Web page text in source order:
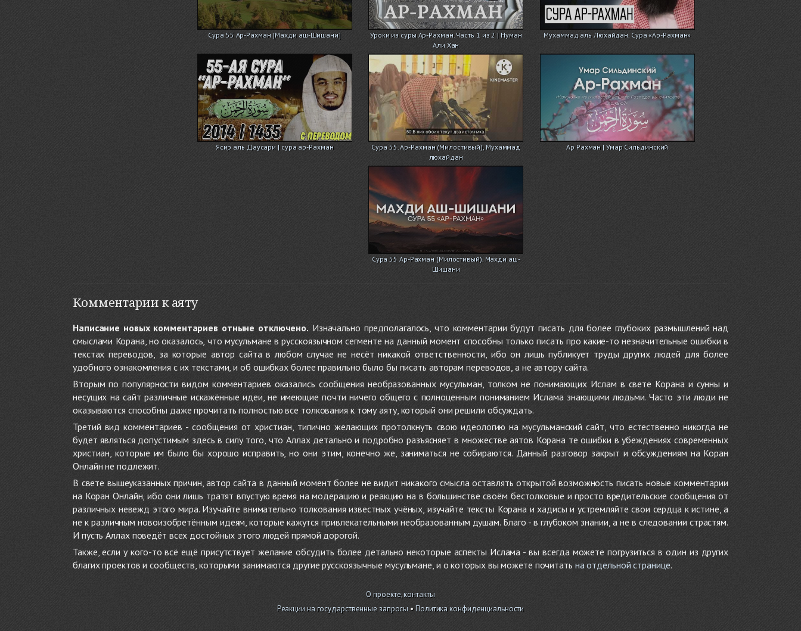
Сура 55 Ар-Рахман [Махди аш-Шишани]
Уроки из суры Ар-Рахман. Часть 1 из 2 | Нуман
Али Хан
Мухаммад аль Люхайдан. Сура «Ар-Рахман»
Ясир аль Даусари | сура ар-Рахман
Сура 55. Ар-Рахман (Милостивый), Мухаммад
люхайдан
Ар Рахман | Умар Сильдинский
Сура 55 Ар-Рахман (Милостивый). Махди аш-
Шишани
Комментарии к аяту
Написание новых комментариев отныне отключено. Изначально предполагалось, что комментарии будут писать для более глубоких размышлений над
смыслами Корана, но оказалось, что мусульмане в русскоязычном сегменте на данный момент способны только писать про какие-то незначительные ошибки в
текстах переводов, за которые автор сайта в любом случае не несёт никакой ответственности, ибо он лишь публикует труды других людей для более
удобного ознакомления с их текстами, и об ошибках более правильно было бы писать авторам переводов, а не автору сайта.
Вторым по популярности видом комментариев оказались сообщения необразованных мусульман, толком не понимающих Ислам в свете Корана и сунны и
несущих на сайт различные искажённые идеи, не имеющие почти ничего общего с полноценным пониманием Ислама знающими людьми. Часто эти люди не
оказываются способны даже прочитать полностью все толкования к тому аяту, который они решили обсуждать.
Третий вид комментариев - сообщения от христиан, типично желающих протолкнуть свою идеологию на мусульманский сайт, что естественно никогда не
будет являться допустимым здесь в силу того, что Аллах детально и подробно разъясняет в множестве аятов Корана те ошибки в убеждениях современных
христиан, которые им было бы хорошо исправить, но они этим, конечно же, заниматься не собираются. Данный разговор закрыт и обсуждениям на Коран
Онлайн не подлежит.
В свете вышеуказанных причин, автор сайта в данный момент более не видит никакого смысла оставлять открытой возможность писать новые комментарии
на Коран Онлайн, ибо они лишь тратят впустую время на модерацию и реакцию на в большинстве своём бестолковые и просто вредительские сообщения от
различных невежд этого мира. Изучайте внимательно толкования известных учёных, изучайте тексты Корана и хадисы и устремляйте свои сердца к истине, а
не к различным новоизобретённым идеям, которые кажутся привлекательными необразованным душам. Благо - в глубоком знании, а не в следовании страстям.
И пусть Аллах поведёт всех достойных этого людей прямой дорогой.
Также, если у кого-то всё ещё присутствует желание обсудить более детально некоторые аспекты Ислама - вы всегда можете погрузиться в один из других
благих проектов и сообществ, которыми занимаются другие русскоязычные мусульмане, и о которых вы можете почитать на отдельной странице.
О проекте, контакты
Реакции на государственные запросы •Политика конфиденциальности